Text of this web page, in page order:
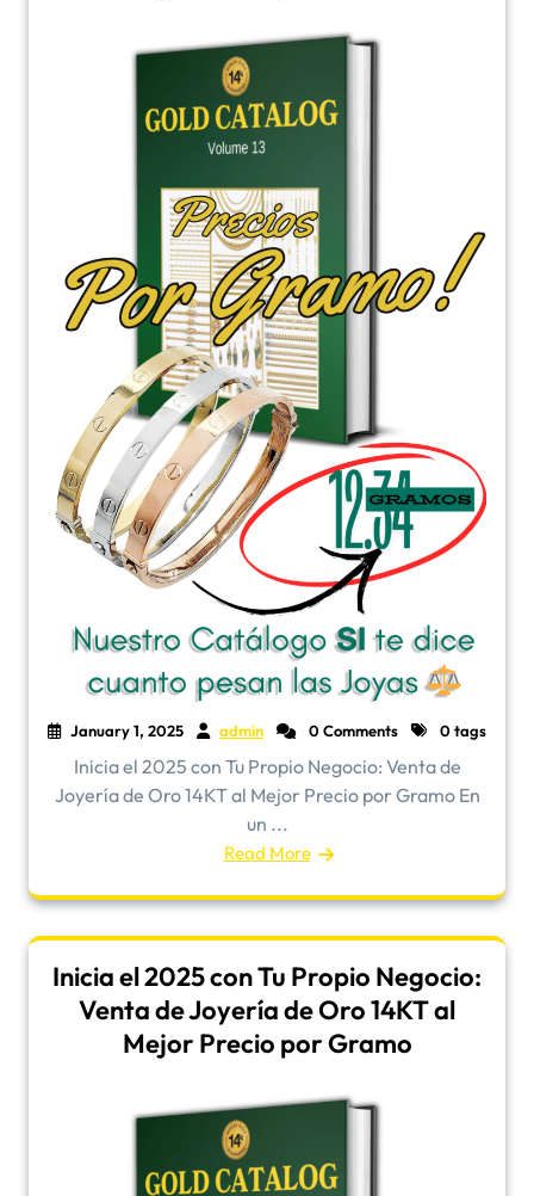
January 1, 2025 admin 0 Comments 0 tags
Inicia el 2025 con Tu Propio Negocio: Venta de
Joyería de Oro 14KT al Mejor Precio por Gramo En
un ...
Read More
Inicia el 2025 con Tu Propio Negocio:
Venta de Joyería de Oro 14KT al
Mejor Precio por Gramo